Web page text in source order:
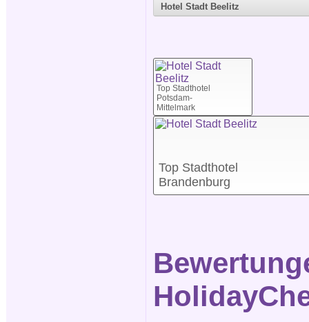
Hotel Stadt Beelitz
Top Stadthotel
Potsdam-
Mittelmark
Top Stadthotel
Brandenburg